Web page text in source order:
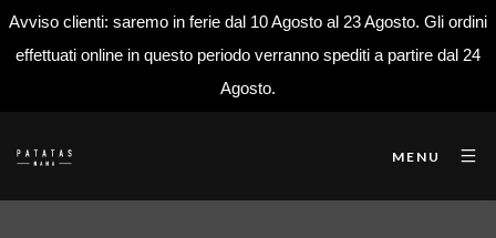
Avviso clienti: saremo in ferie dal 10 Agosto al 23 Agosto. Gli ordini
effettuati online in questo periodo verranno spediti a partire dal 24
Agosto.
MENU